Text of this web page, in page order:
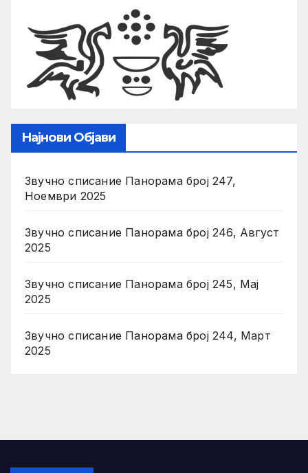
Најнови Објави
Звучно списание Панорама број 247,
Ноември 2025
Звучно списание Панорама број 246, Август
2025
Звучно списание Панорама број 245, Мај
2025
Звучно списание Панорама број 244, Март
2025